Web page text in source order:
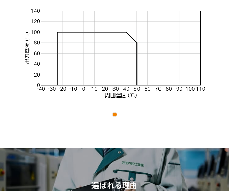
選ばれる理由